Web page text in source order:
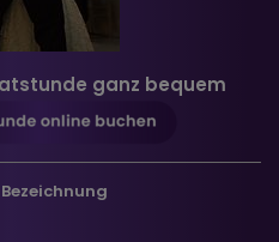
ganz bequem
Bezeichnung